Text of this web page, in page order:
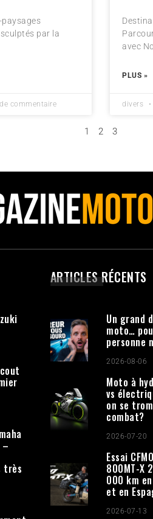
paysages
par la
commentaire
avec
PLUS »
divers
1 2 3
–
très
ARTICLES RÉCENTS
Un grand
moto…
personne
2026-08-06
Moto à
vs
on se
combat?
2026-07-20
Essai
800MT-X
000 km
et en
2026-07-13